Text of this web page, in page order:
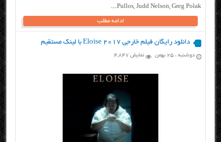
Pullos, Judd Nelson, Greg Polak...
ادامه مطلب
دانلود رایگان فیلم خارجی Eloise 2017 با لینک مستقیم
دوشنبه ، ۲۵ بهمن نمایش 4,847